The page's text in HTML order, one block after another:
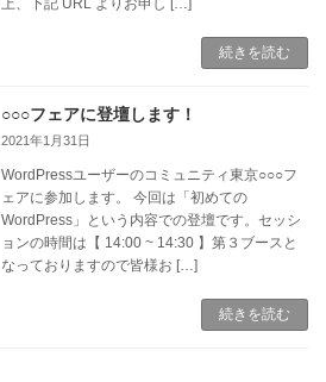
続きを読む
○○○フェアに登壇します！
2021年1月31日
WordPressユーザーのコミュニティ東京○○○フ
ェアに参加します。 今回は「初めての
WordPress」という内容での登壇です。セッシ
ョンの時間は【 14:00 ~ 14:30 】第３ブースと
なっておりますので皆様お […]
続きを読む